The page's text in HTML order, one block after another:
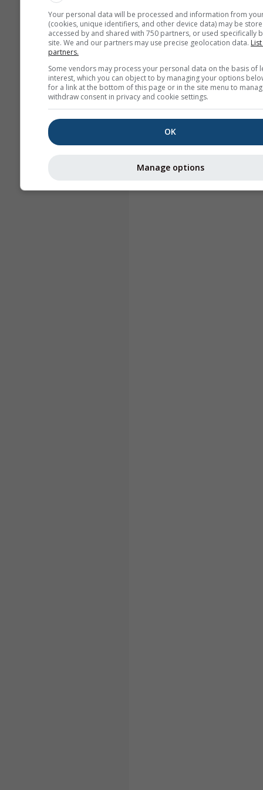
Your personal data will be processed and information from
(cookies, unique identifiers, and other device data) may be
accessed by and shared with 750 partners, or used specifically
site. We and our partners may use precise geolocation data.
partners.
Some vendors may process your personal data on the basis of
interest, which you can object to by managing your options
for a link at the bottom of this page or in the site menu to
withdraw consent in privacy and cookie settings.
OK
Manage options